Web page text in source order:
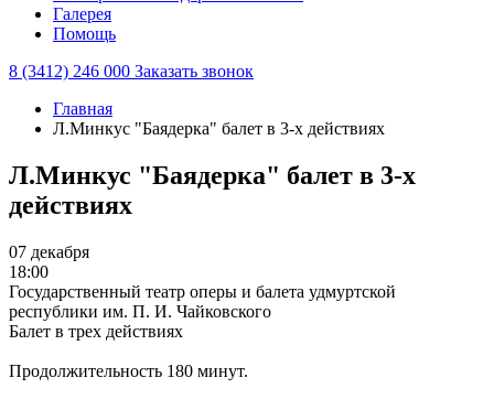
Галерея
Помощь
8 (3412) 246 000 Заказать звонок
Главная
Л.Минкус "Баядерка" балет в 3-х действиях
Л.Минкус "Баядерка" балет в 3-х
действиях
07 декабря
18:00
Государственный театр оперы и балета удмуртской
республики им. П. И. Чайковского
Балет в трех действиях
Продолжительность 180 минут.